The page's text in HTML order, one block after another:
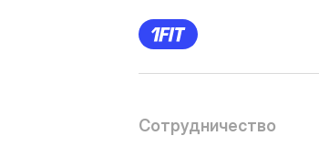
Сотрудничество